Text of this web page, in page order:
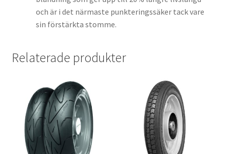
och är i det närmaste punkteringssäker tack vare
sin förstärkta stomme.
Relaterade produkter